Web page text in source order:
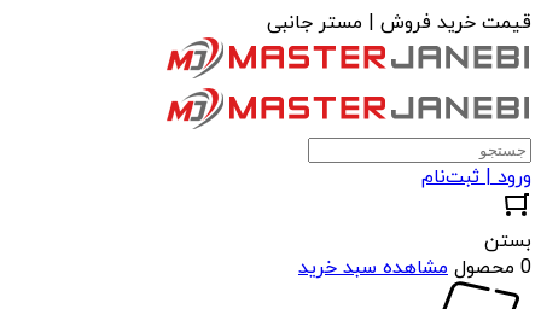
قیمت خرید فروش | مستر جانبی
ورود | ثبت‌نام
بستن
0 محصول
مشاهده سبد خرید